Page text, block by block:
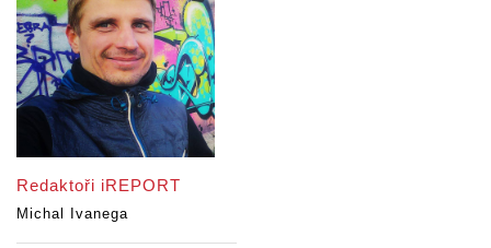
Redaktoři iREPORT
Michal Ivanega